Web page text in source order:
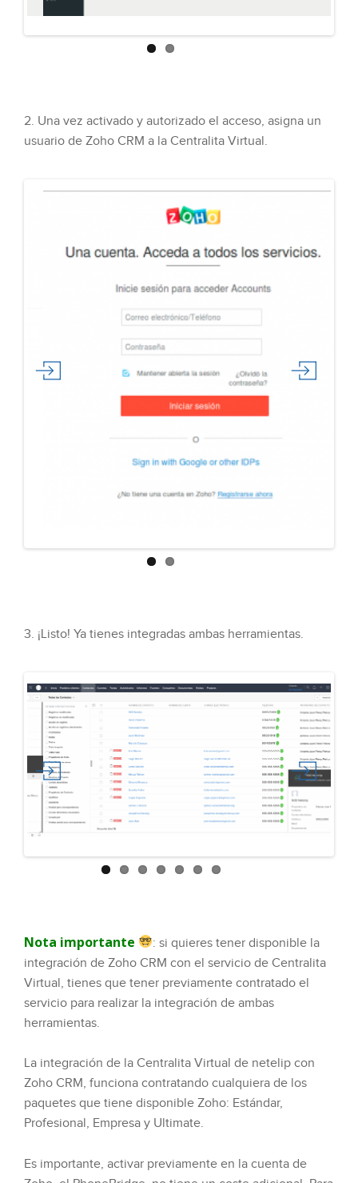
2. Una vez activado y autorizado el acceso, asigna un
usuario de Zoho CRM a la Centralita Virtual.
3. ¡Listo! Ya tienes integradas ambas herramientas.
Previous Next
Nota importante
: si quieres tener disponible la
integración de Zoho CRM con el servicio de Centralita
Virtual, tienes que tener previamente contratado el
servicio para realizar la integración de ambas
herramientas.
La integración de la Centralita Virtual de netelip con
Zoho CRM, funciona contratando cualquiera de los
paquetes que tiene disponible Zoho: Estándar,
Profesional, Empresa y Ultimate.
Es importante, activar previamente en la cuenta de